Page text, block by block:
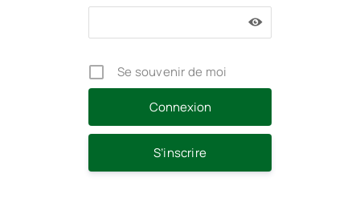
Se souvenir de moi
S’inscrire